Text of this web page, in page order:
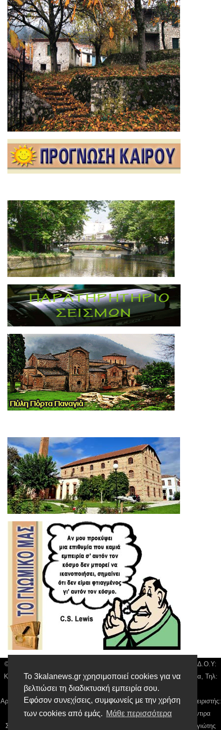
Το 3kalanews.gr χρησιμοποιεί cookies για να
βελτιώσει τη διαδικτυακή εμπειρία σου.
Εφόσον συνεχίσεις, συμφωνείς με την χρήση
των cookies από εμάς. Μάθε περισσότερα
© 3kala News | Διακριτικός Τίτλος: Orion Media, ΑΦΜ: 043750542, Δ.Ο.Υ:
Καρδίτσας, Υπο/μα Τρικάλων, Δ/νση: Τιουσόν 31 τ.κ 42132 Τρίκαλα, Τηλ:
24310 63300, email: news@3kalanews.gr
Αρ. Γεμή: 018804431000, Νόμιμος Εκπρόσωπος, Ιδιοκτήτης και Διαχειριστής:
Παναγιώτης Φιλίππου, Διευθύντρια: Γιαννουσά Βασιλική, Διευθύντιρα
Σύνταξης: Μπαλαμπάνη Βασιλική. Δικαιούχος domain name Παναγιώτης